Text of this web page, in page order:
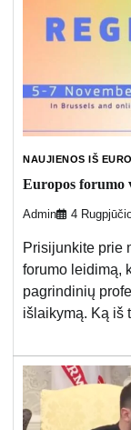
NAUJIENOS IŠ
Europos forumo
Admin 4
Prisijunkite prie
forumo leidimą,
pagrindinių
išlaikymą. Ką iš